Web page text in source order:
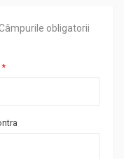
obligatorii
*